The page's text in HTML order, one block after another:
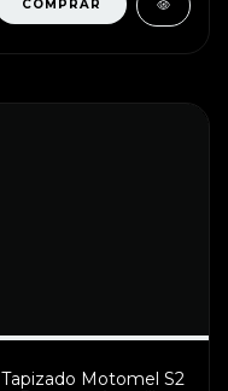
Tapizado Motomel S2